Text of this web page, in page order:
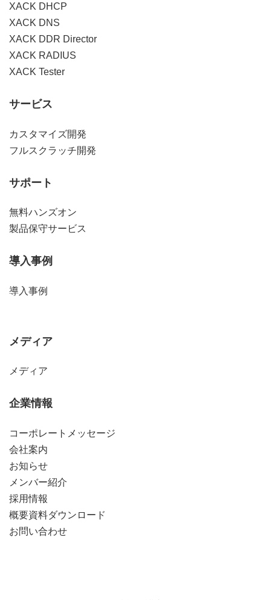
XACK DHCP
XACK DNS
XACK DDR Director
XACK RADIUS
XACK Tester
サービス
カスタマイズ開発
フルスクラッチ開発
サポート
無料ハンズオン
製品保守サービス
導入事例
導入事例
メディア
メディア
企業情報
コーポレートメッセージ
会社案内
お知らせ
メンバー紹介
採用情報
概要資料ダウンロード
お問い合わせ